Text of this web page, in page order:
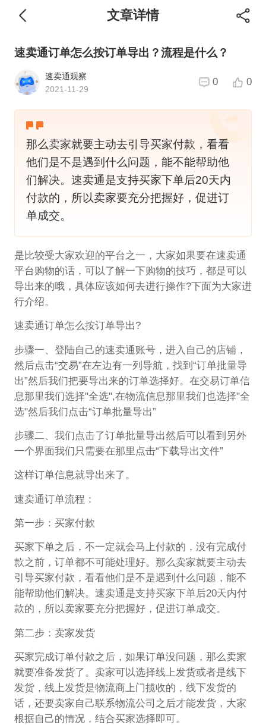
文章详情
速卖通订单怎么按订单导出？流程是什么？
速卖通观察
2021-11-29
0 0
那么卖家就要主动去引导买家付款，看看
他们是不是遇到什么问题，能不能帮助他
们解决。速卖通是支持买家下单后20天内
付款的，所以卖家要充分把握好，促进订
单成交。
是比较受大家欢迎的平台之一，大家如果要在速卖通
平台购物的话，可以了解一下购物的技巧，都是可以
导出来的哦，具体应该如何去进行操作?下面为大家进
行介绍。
速卖通订单怎么按订单导出?
步骤一、登陆自己的速卖通账号，进入自己的店铺，
然后点击“交易”在左边有一列导航，找到“订单批量导
出”然后我们把要导出来的订单选择好。在交易订单信
息那里我们选择"全选",在物流信息那里我们也选择"全
选"然后我们点击“订单批量导出”
步骤二、我们点击了订单批量导出然后可以看到另外
一个界面我们只需要在那里点击“下载导出文件”
这样订单信息就导出来了。
速卖通订单流程：
第一步：买家付款
买家下单之后，不一定就会马上付款的，没有完成付
款之前，订单都不可能处理好。那么卖家就要主动去
引导买家付款，看看他们是不是遇到什么问题，能不
能帮助他们解决。速卖通是支持买家下单后20天内付
款的，所以卖家要充分把握好，促进订单成交。
第二步：卖家发货
买家完成订单付款之后，如果订单没问题，那么卖家
就要准备发货了。卖家可以选择线上发货或者是线下
发货，线上发货是物流商上门揽收的，线下发货的
话，还要卖家自己联系物流公司之后才能发货，大家
根据自己的情况，结合买家选择即可。